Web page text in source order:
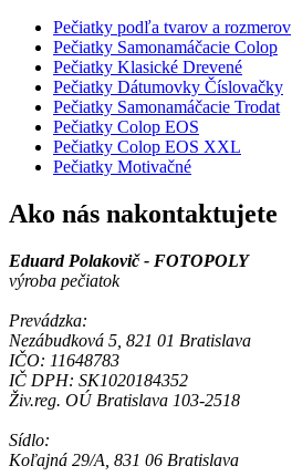
Pečiatky podľa tvarov a rozmerov
Pečiatky Samonamáčacie Colop
Pečiatky Klasické Drevené
Pečiatky Dátumovky Číslovačky
Pečiatky Samonamáčacie Trodat
Pečiatky Colop EOS
Pečiatky Colop EOS XXL
Pečiatky Motivačné
Ako nás nakontaktujete
Eduard Polakovič - FOTOPOLY
výroba pečiatok
Prevádzka:
Nezábudková 5, 821 01 Bratislava
IČO: 11648783
IČ DPH: SK1020184352
Živ.reg. OÚ Bratislava 103-2518
Sídlo:
Koľajná 29/A, 831 06 Bratislava